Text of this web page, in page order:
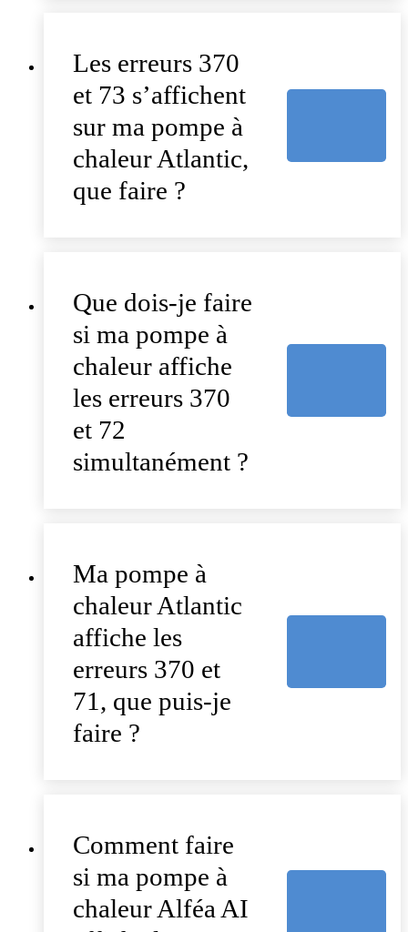
Les erreurs 370
et 73 s’affichent
sur ma pompe à
chaleur Atlantic,
que faire ?
Que dois-je faire
si ma pompe à
chaleur affiche
les erreurs 370
et 72
simultanément ?
Ma pompe à
chaleur Atlantic
affiche les
erreurs 370 et
71, que puis-je
faire ?
Comment faire
si ma pompe à
chaleur Alféa AI